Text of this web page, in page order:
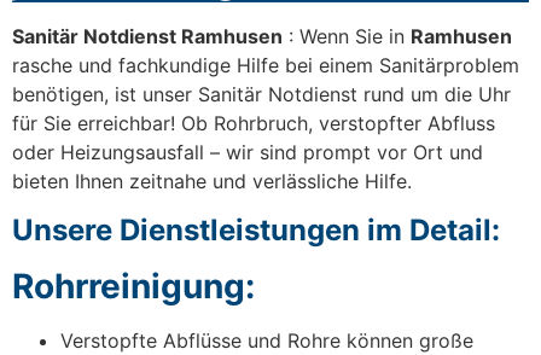
Sanitär Notdienst Ramhusen : Wenn Sie in Ramhusen
rasche und fachkundige Hilfe bei einem Sanitärproblem
benötigen, ist unser Sanitär Notdienst rund um die Uhr
für Sie erreichbar! Ob Rohrbruch, verstopfter Abfluss
oder Heizungsausfall – wir sind prompt vor Ort und
bieten Ihnen zeitnahe und verlässliche Hilfe.
Unsere Dienstleistungen im Detail:
Rohrreinigung:
Verstopfte Abflüsse und Rohre können große